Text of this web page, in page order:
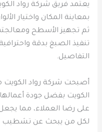
يعتمد فريق شركة رواد
بمعاينة المكان واختيار
ثم تجهيز الأسطح
تنفيذ الصبغ بدقة
التفاصيل.
أصبحت شركة رواد
الكويت بفضل جودة
على رضا العملاء، مما يجعل
لكل من يبحث عن تشطيب